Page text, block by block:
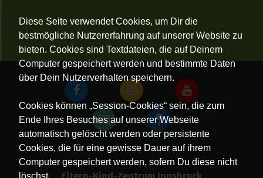
Diese Seite verwendet Cookies, um Dir die
bestmögliche Nutzererfahrung auf unserer Website zu
bieten. Cookies sind Textdateien, die auf Deinem
Computer gespeichert werden und bestimmte Daten
über Dein Nutzerverhalten speichern.
Cookies können „Session-Cookies“ sein, die zum
Ende Ihres Besuches auf unserer Webseite
automatisch gelöscht werden oder persistente
Cookies, die für eine gewisse Dauer auf ihrem
Computer gespeichert werden, sofern Du diese nicht
löschst.